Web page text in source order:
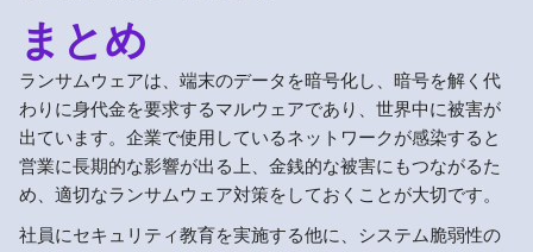
まとめ
ランサムウェアは、端末のデータを暗号化し、暗号を解く代
わりに身代金を要求するマルウェアであり、世界中に被害が
出ています。企業で使用しているネットワークが感染すると
営業に長期的な影響が出る上、金銭的な被害にもつながるた
め、適切なランサムウェア対策をしておくことが大切です。
社員にセキュリティ教育を実施する他に、システム脆弱性の